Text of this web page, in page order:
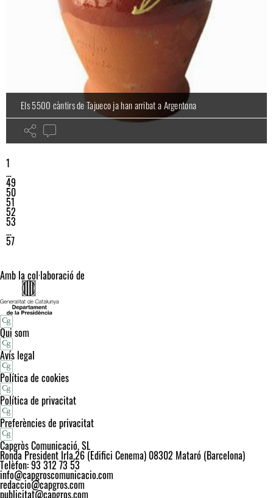
Els 5500 càntirs de Tajueco ja han arribat a Argentona
La Festa Major de Sant Domingo surt al carrer
1
…
49
50
51
52
53
…
57
Amb la col·laboració de
Qui som
Avís legal
Política de cookies
Política de privacitat
Preferències de privacitat
Capgròs Comunicació, SL
Ronda President Irla,26 (Edifici Cenema) 08302 Mataró (Barcelona)
Telèfon: 93 312 73 53
info@capgroscomunicacio.com
redaccio@capgros.com
publicitat@capgros.com